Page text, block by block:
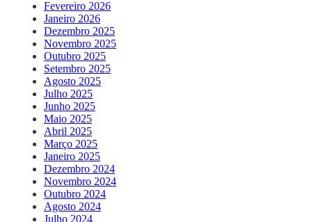
Fevereiro 2026
Janeiro 2026
Dezembro 2025
Novembro 2025
Outubro 2025
Setembro 2025
Agosto 2025
Julho 2025
Junho 2025
Maio 2025
Abril 2025
Março 2025
Janeiro 2025
Dezembro 2024
Novembro 2024
Outubro 2024
Agosto 2024
Julho 2024